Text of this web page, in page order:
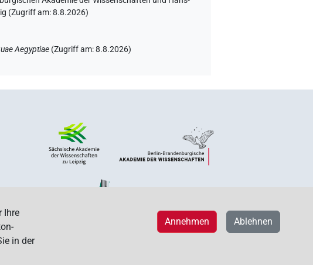
(Zugriff am:8.8.2026)
Aegyptiae (Zugriff am:8.8.2026)
Ihre
in der
Ablehnen
Annehmen